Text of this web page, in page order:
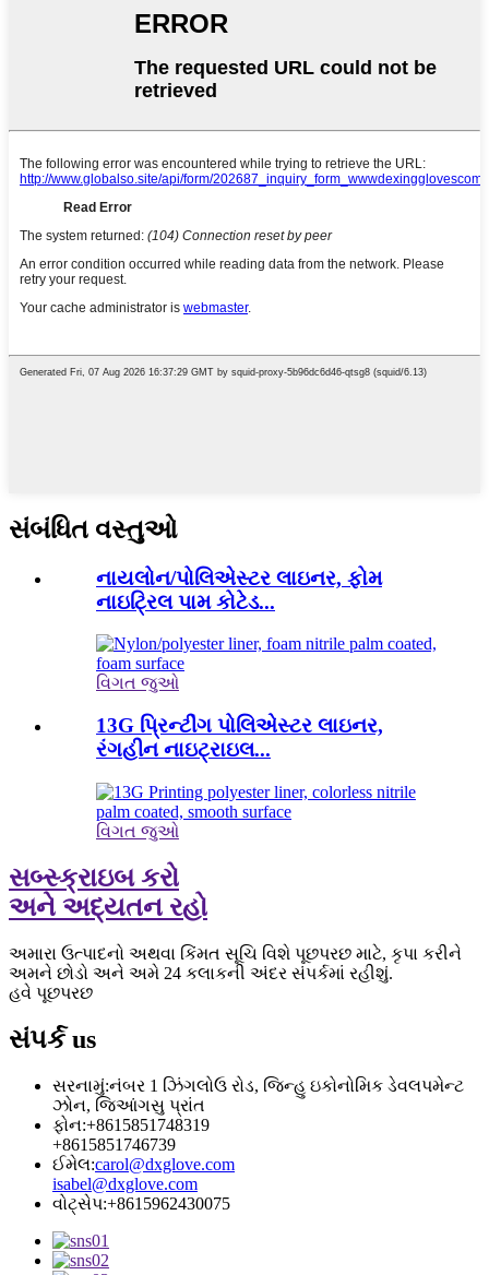
સંબંધિત વસ્તુઓ
નાયલોન/પોલિએસ્ટર લાઇનર, ફોમ
નાઇટ્રિલ પામ કોટેડ...
વિગત જુઓ
13G પ્રિન્ટીંગ પોલિએસ્ટર લાઇનર,
રંગહીન નાઇટ્રાઇલ...
વિગત જુઓ
સબ્સ્ક્રાઇબ કરો
અને અદ્યતન રહો
અમારા ઉત્પાદનો અથવા કિંમત સૂચિ વિશે પૂછપરછ માટે, કૃપા કરીને
અમને છોડો અને અમે 24 કલાકની અંદર સંપર્કમાં રહીશું.
હવે પૂછપરછ
સંપર્કus
સરનામું:નંબર 1 ઝિંગલોઉ રોડ, જિન્હુ ઇકોનોમિક ડેવલપમેન્ટ
ઝોન, જિઆંગસુ પ્રાંત
ફોન:+8615851748319
+8615851746739
ઈમેલ:carol@dxglove.com
isabel@dxglove.com
વોટ્સેપ:+8615962430075